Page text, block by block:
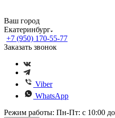
Ваш город
Екатеринбург
+7 (950) 170-55-77
Заказать звонок
Viber
WhatsApp
Режим работы: Пн-Пт: с 10:00